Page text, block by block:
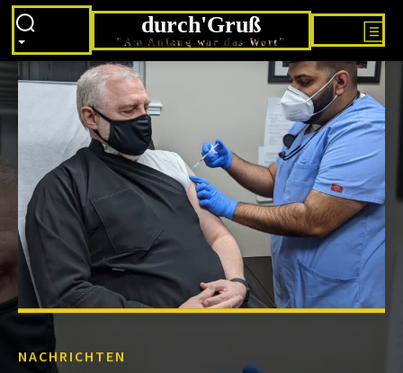
durch'Gruß
"Am Anfang war das Wort"
NACHRICHTEN